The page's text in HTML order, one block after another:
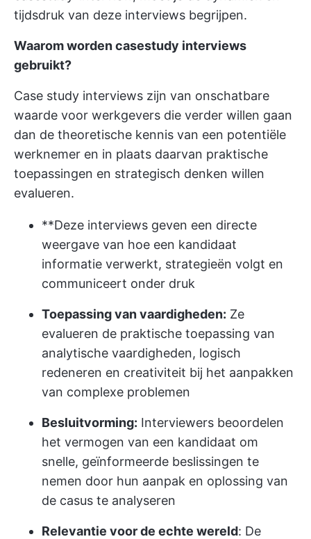
tijdsdruk van deze interviews begrijpen.
Waarom worden casestudy interviews
gebruikt?
Case study interviews zijn van onschatbare
waarde voor werkgevers die verder willen gaan
dan de theoretische kennis van een potentiële
werknemer en in plaats daarvan praktische
toepassingen en strategisch denken willen
evalueren.
**Deze interviews geven een directe
weergave van hoe een kandidaat
informatie verwerkt, strategieën volgt en
communiceert onder druk
Toepassing van vaardigheden: Ze
evalueren de praktische toepassing van
analytische vaardigheden, logisch
redeneren en creativiteit bij het aanpakken
van complexe problemen
Besluitvorming: Interviewers beoordelen
het vermogen van een kandidaat om
snelle, geïnformeerde beslissingen te
nemen door hun aanpak en oplossing van
de casus te analyseren
Relevantie voor de echte wereld: De